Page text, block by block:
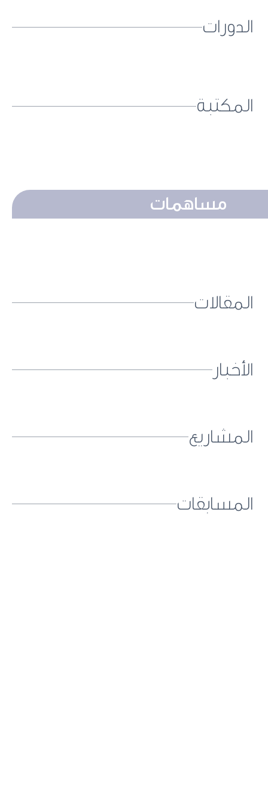
الدورات
المكتبة
مساهمات
المقالات
الأخبار
المشاريع
المسابقات